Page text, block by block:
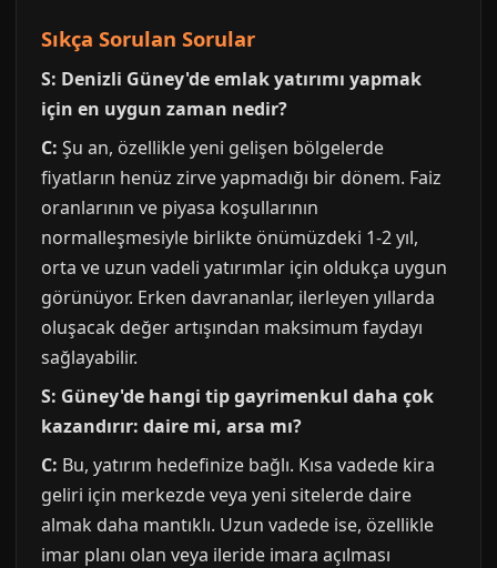
Sıkça Sorulan Sorular
S: Denizli Güney'de emlak yatırımı yapmak
için en uygun zaman nedir?
C: Şu an, özellikle yeni gelişen bölgelerde
fiyatların henüz zirve yapmadığı bir dönem. Faiz
oranlarının ve piyasa koşullarının
normalleşmesiyle birlikte önümüzdeki 1-2 yıl,
orta ve uzun vadeli yatırımlar için oldukça uygun
görünüyor. Erken davrananlar, ilerleyen yıllarda
oluşacak değer artışından maksimum faydayı
sağlayabilir.
S: Güney'de hangi tip gayrimenkul daha çok
kazandırır: daire mi, arsa mı?
C: Bu, yatırım hedefinize bağlı. Kısa vadede kira
geliri için merkezde veya yeni sitelerde daire
almak daha mantıklı. Uzun vadede ise, özellikle
imar planı olan veya ileride imara açılması